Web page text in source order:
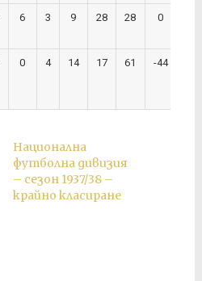
6 3 9 28 28 0
0 4 14 17 61 -44
Национална
футболна дивизия
– сезон 1937/38 –
крайно класиране